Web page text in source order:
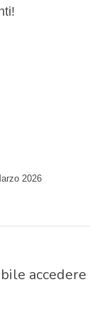
2026
accedere